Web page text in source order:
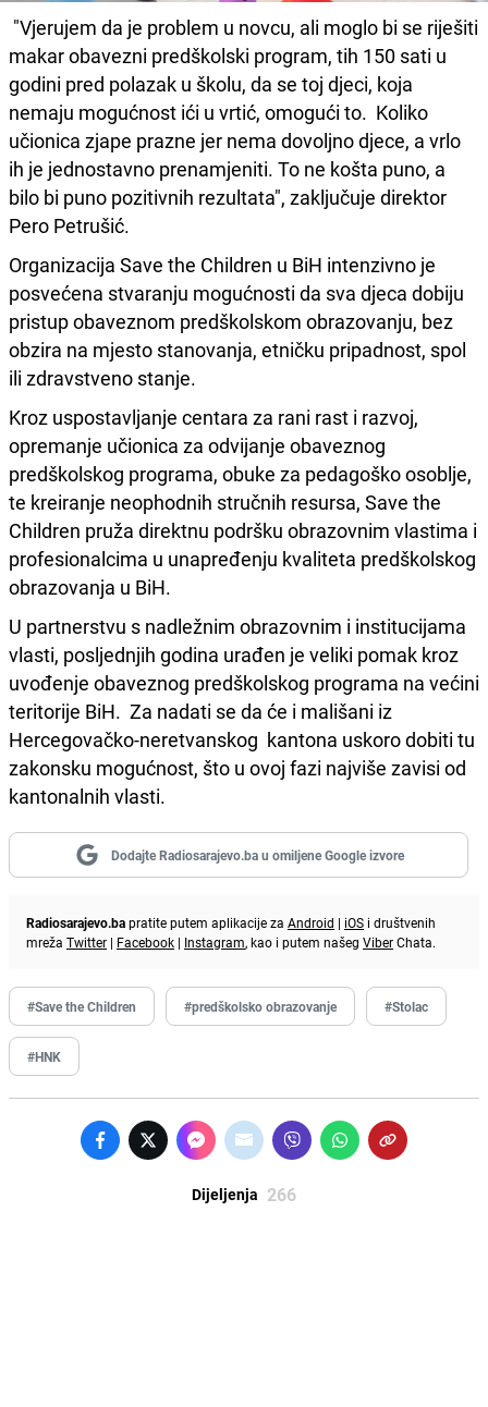
"Vjerujem da je problem u novcu, ali moglo bi se riješiti
makar obavezni predškolski program, tih 150 sati u
godini pred polazak u školu, da se toj djeci, koja
nemaju mogućnost ići u vrtić, omogući to. Koliko
učionica zjape prazne jer nema dovoljno djece, a vrlo
ih je jednostavno prenamjeniti. To ne košta puno, a
bilo bi puno pozitivnih rezultata", zaključuje direktor
Pero Petrušić.
Organizacija Save the Children u BiH intenzivno je
posvećena stvaranju mogućnosti da sva djeca dobiju
pristup obaveznom predškolskom obrazovanju, bez
obzira na mjesto stanovanja, etničku pripadnost, spol
ili zdravstveno stanje.
Kroz uspostavljanje centara za rani rast i razvoj,
opremanje učionica za odvijanje obaveznog
predškolskog programa, obuke za pedagoško osoblje,
te kreiranje neophodnih stručnih resursa, Save the
Children pruža direktnu podršku obrazovnim vlastima i
profesionalcima u unapređenju kvaliteta predškolskog
obrazovanja u BiH.
U partnerstvu s nadležnim obrazovnim i institucijama
vlasti, posljednjih godina urađen je veliki pomak kroz
uvođenje obaveznog predškolskog programa na većini
teritorije BiH. Za nadati se da će i mališani iz
Hercegovačko-neretvanskog kantona uskoro dobiti tu
zakonsku mogućnost, što u ovoj fazi najviše zavisi od
kantonalnih vlasti.
Dodajte Radiosarajevo.ba u omiljene Google izvore
Radiosarajevo.bapratite putem aplikacije za Android | iOS i društvenih
mreža Twitter | Facebook | Instagram, kao i putem našeg ViberChata.
#Save the Children #predškolsko obrazovanje #Stolac
#HNK
Dijeljenja 266